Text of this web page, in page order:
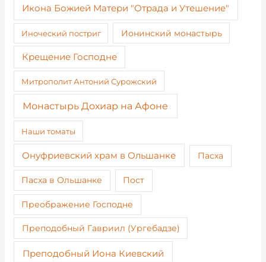
Икона Божией Матери "Отрада и Утешение"
Иноческий постриг Ионинский монастырь
Крещение Господне
Митрополит Антоний Сурожский
Монастырь Дохиар на Афоне
Наши томаты
Онуфриевский храм в Ольшанке Пасха
Пасха в Ольшанке Пост
Преображение Господне
Преподобный Гавриил (Ургебадзе)
Преподобный Иона Киевский